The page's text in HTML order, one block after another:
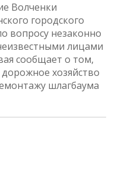
Волченки
городского
вопросу незаконно
лицами
сообщает о том,
хозяйство
шлагбаума